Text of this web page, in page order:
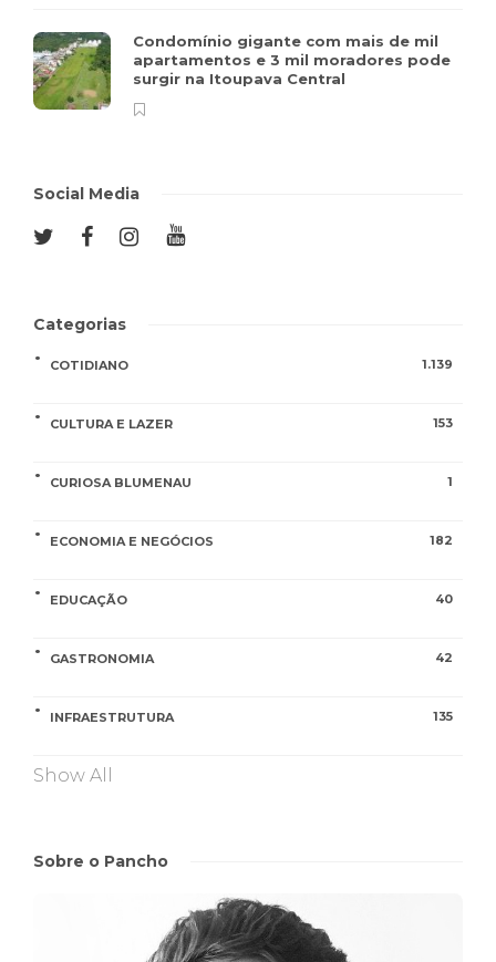
Condomínio gigante com mais de mil
apartamentos e 3 mil moradores pode
surgir na Itoupava Central
Social Media
Categorias
COTIDIANO 1.139
CULTURA E LAZER 153
CURIOSA BLUMENAU 1
ECONOMIA E NEGÓCIOS 182
EDUCAÇÃO 40
GASTRONOMIA 42
INFRAESTRUTURA 135
Show All
Sobre o Pancho